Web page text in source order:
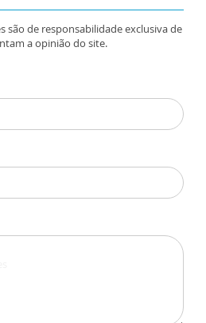
são de responsabilidade exclusiva de
a opinião do site.